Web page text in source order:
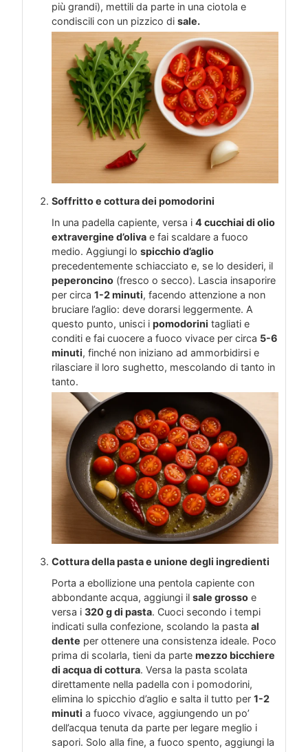
più grandi), mettili da parte in una ciotola e
condiscili con un pizzico di sale.
Soffritto e cottura dei pomodorini
In una padella capiente, versa i 4 cucchiai di olio
extravergine d’oliva e fai scaldare a fuoco
medio. Aggiungi lo spicchio d’aglio
precedentemente schiacciato e, se lo desideri, il
peperoncino (fresco o secco). Lascia insaporire
per circa 1-2 minuti, facendo attenzione a non
bruciare l’aglio: deve dorarsi leggermente. A
questo punto, unisci i pomodorini tagliati e
conditi e fai cuocere a fuoco vivace per circa 5-6
minuti, finché non iniziano ad ammorbidirsi e
rilasciare il loro sughetto, mescolando di tanto in
tanto.
Cottura della pasta e unione degli ingredienti
Porta a ebollizione una pentola capiente con
abbondante acqua, aggiungi il sale grosso e
versa i 320 g di pasta. Cuoci secondo i tempi
indicati sulla confezione, scolando la pasta al
dente per ottenere una consistenza ideale. Poco
prima di scolarla, tieni da parte mezzo bicchiere
di acqua di cottura. Versa la pasta scolata
direttamente nella padella con i pomodorini,
elimina lo spicchio d’aglio e salta il tutto per 1-2
minuti a fuoco vivace, aggiungendo un po’
dell’acqua tenuta da parte per legare meglio i
sapori. Solo alla fine, a fuoco spento, aggiungi la